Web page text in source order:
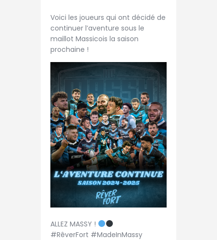
MÉCÉNAT
FORMATION /
RSE
ACTUALITÉS
Contact
Voici les joueurs qui ont décidé de
continuer l’aventure sous le
maillot Massicois la saison
prochaine !
ALLEZ MASSY !
#RêverFort #MadeInMassy